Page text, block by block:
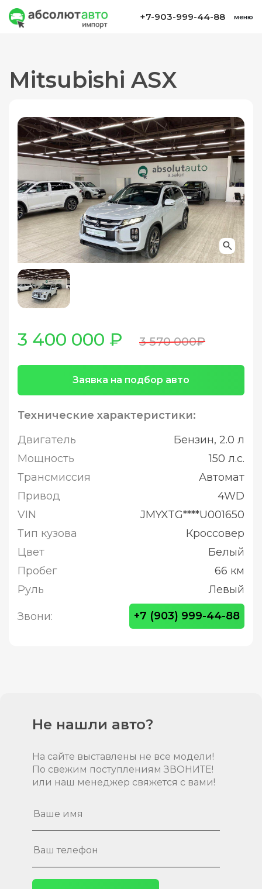
+7-903-999-44-88 меню
Mitsubishi ASX
3 400 000 ₽ 3 570 000₽
Заявка на подбор авто
Технические характеристики:
Двигатель
Бензин, 2.0 л
Мощность
150 л.с.
Трансмиссия
Автомат
Привод
4WD
VIN
JMYXTG****U001650
Тип кузова
Кроссовер
Цвет
Белый
Пробег
66 км
Руль
Левый
Звони: +7 (903) 999-44-88
Не нашли авто?
На сайте выставлены не все модели!
По свежим поступлениям ЗВОНИТЕ!
или наш менеджер свяжется с вами!